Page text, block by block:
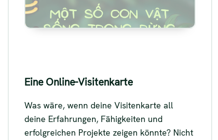
Eine Online-Visitenkarte
Was wäre, wenn deine Visitenkarte all
deine Erfahrungen, Fähigkeiten und
erfolgreichen Projekte zeigen könnte? Nicht